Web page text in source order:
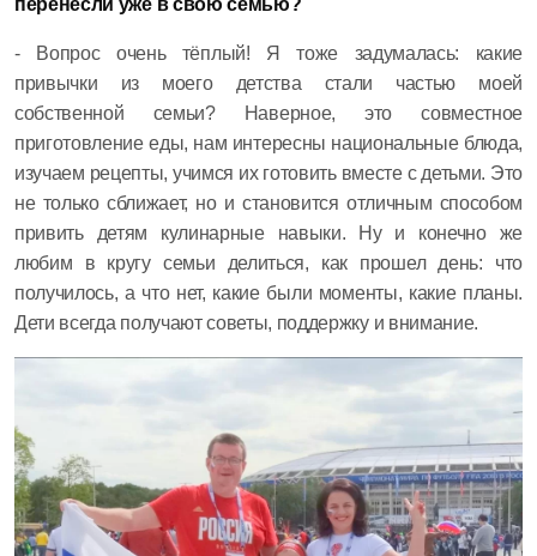
перенесли уже в свою семью?
-
Вопрос очень тёплый! Я тоже задумалась: какие
привычки из моего детства стали частью моей
собственной семьи? Наверное, это совместное
приготовление еды, нам интересны национальные блюда,
изучаем рецепты, учимся их готовить вместе с детьми. Это
не только сближает, но и становится отличным способом
привить детям кулинарные навыки. Ну и конечно же
любим в кругу семьи делиться, как прошел день: что
получилось, а что нет, какие были моменты, какие планы.
Дети всегда получают советы, поддержку и внимание.